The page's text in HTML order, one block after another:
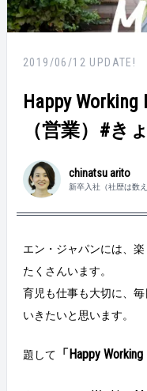
2019/06/12 UPDATE!
Happy
（営業）#き
chinatsu arito
新卒入社（社歴は数
エン・ジャパンには、
たくさんいます。
育児も仕事も大切に、
いきたいと思います。
題して 「Happy Working